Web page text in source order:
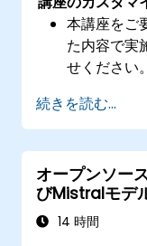
本講座をご
た内容で実
せください。
続きを読む...
オープンソー
びMistralモデ
グ、ファイン
14 時間